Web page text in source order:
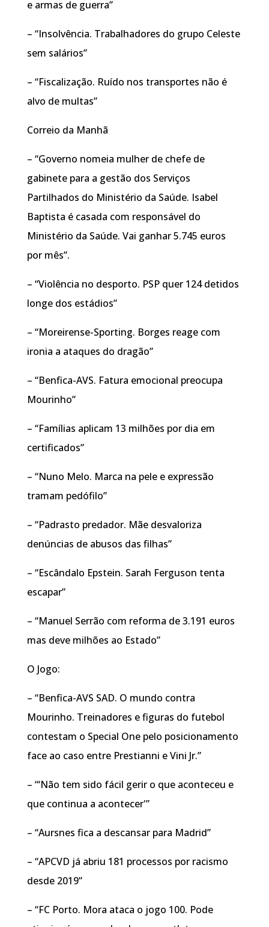
e armas de guerra”
– “Insolvência. Trabalhadores do grupo Celeste
sem salários”
– “Fiscalização. Ruído nos transportes não é
alvo de multas”
Correio da Manhã
– “Governo nomeia mulher de chefe de
gabinete para a gestão dos Serviços
Partilhados do Ministério da Saúde. Isabel
Baptista é casada com responsável do
Ministério da Saúde. Vai ganhar 5.745 euros
por mês”.
– “Violência no desporto. PSP quer 124 detidos
longe dos estádios”
– “Moreirense-Sporting. Borges reage com
ironia a ataques do dragão”
– “Benfica-AVS. Fatura emocional preocupa
Mourinho”
– “Famílias aplicam 13 milhões por dia em
certificados”
– “Nuno Melo. Marca na pele e expressão
tramam pedófilo”
– “Padrasto predador. Mãe desvaloriza
denúncias de abusos das filhas”
– “Escândalo Epstein. Sarah Ferguson tenta
escapar”
– “Manuel Serrão com reforma de 3.191 euros
mas deve milhões ao Estado”
O Jogo:
– “Benfica-AVS SAD. O mundo contra
Mourinho. Treinadores e figuras do futebol
contestam o Special One pelo posicionamento
face ao caso entre Prestianni e Vini Jr.”
– “‘Não tem sido fácil gerir o que aconteceu e
que continua a acontecer'”
– “Aursnes fica a descansar para Madrid”
– “APCVD já abriu 181 processos por racismo
desde 2019”
– “FC Porto. Mora ataca o jogo 100. Pode